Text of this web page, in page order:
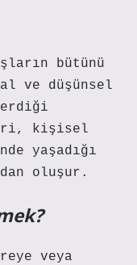
bütünü
ve düşünsel
kişisel
yaşadığı
oluşur.
veya